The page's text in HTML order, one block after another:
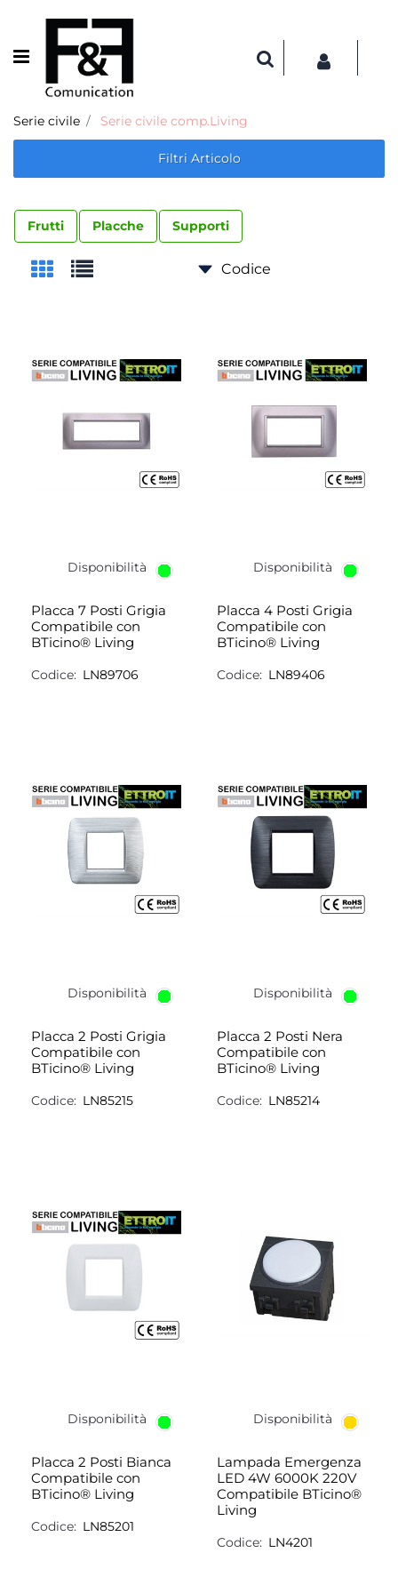
Open menu
Serie civile Serie civile comp.Living
Filtri Articolo
Frutti Placche Supporti
Disponibilità
Placca 7 Posti Grigia
Compatibile con
BTicino® Living
Codice: LN89706
Disponibilità
Placca 4 Posti Grigia
Compatibile con
BTicino® Living
Codice: LN89406
Disponibilità
Placca 2 Posti Grigia
Compatibile con
BTicino® Living
Codice: LN85215
Disponibilità
Placca 2 Posti Nera
Compatibile con
BTicino® Living
Codice: LN85214
Disponibilità
Placca 2 Posti Bianca
Compatibile con
BTicino® Living
Codice: LN85201
Disponibilità
Lampada Emergenza
LED 4W 6000K 220V
Compatibile BTicino®
Living
Codice: LN4201